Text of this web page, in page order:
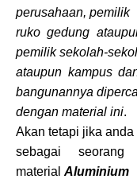
perusahaan, pemilik
ruko gedung
pemilik sekolah-
ataupun kampus
bangunannya
dengan material ini.
Akan tetapi jika anda
sebagai
material Aluminium